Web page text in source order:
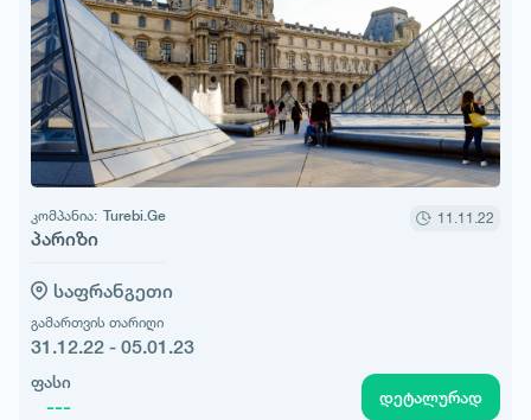
კომპანია: Turebi.Ge
პარიზი
11.11.22
საფრანგეთი
გამართვის თარიღი
31.12.22 - 05.01.23
ფასი
--- დეტალურად